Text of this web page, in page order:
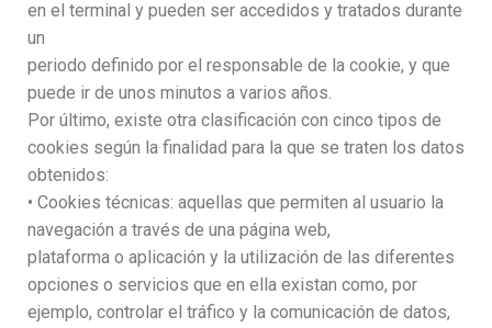
en el terminal y pueden ser accedidos y tratados durante
un
periodo definido por el responsable de la cookie, y que
puede ir de unos minutos a varios años.
Por último, existe otra clasificación con cinco tipos de
cookies según la finalidad para la que se traten los datos
obtenidos:
• Cookies técnicas: aquellas que permiten al usuario la
navegación a través de una página web,
plataforma o aplicación y la utilización de las diferentes
opciones o servicios que en ella existan como, por
ejemplo, controlar el tráfico y la comunicación de datos,